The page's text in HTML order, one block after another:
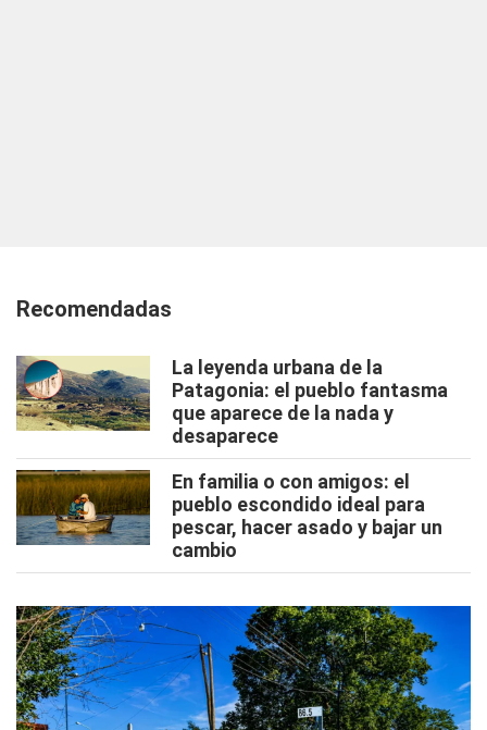
Recomendadas
La leyenda urbana de la
Patagonia: el pueblo fantasma
que aparece de la nada y
desaparece
En familia o con amigos: el
pueblo escondido ideal para
pescar, hacer asado y bajar un
cambio